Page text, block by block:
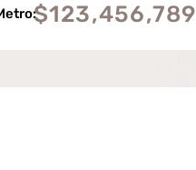
$123,456,789